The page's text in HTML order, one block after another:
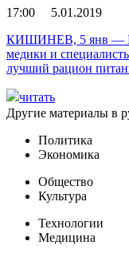
17:00 5.01.2019
КИШИНЕВ, 5 янв —
медики и
лучший рацион
читать
Другие материалы в
Политика
Экономика
Общество
Культура
Технологии
Медицина